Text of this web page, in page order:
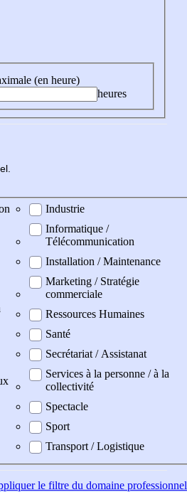
(en heure)
heures
Industrie
Informatique /
Télécommunication
Installation / Maintenance
Marketing / Stratégie
commerciale
Ressources Humaines
Santé
Secrétariat / Assistanat
Services à la personne / à la
collectivité
Spectacle
Sport
Transport / Logistique
le filtre du domaine professionnel